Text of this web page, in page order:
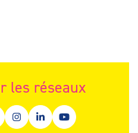
les réseaux
fenêtre)
fenêtre)
(nouvelle fenêtre)
Instagram (nouvelle fenêtre)
Linkedin (nouvelle
Youtube